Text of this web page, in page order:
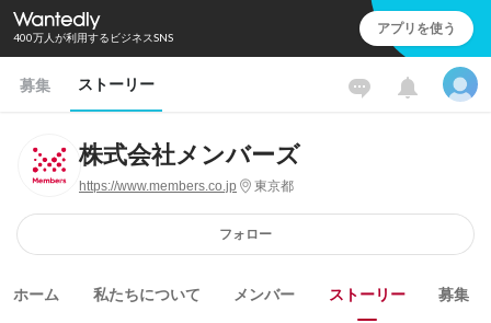
400万人が利用するビジネスSNS アプリを使う
募集 ストーリー
株式会社メンバーズ
https://www.members.co.jp 東京都
フォロー
ホーム 私たちについて メンバー ストーリー 募集